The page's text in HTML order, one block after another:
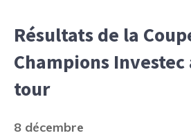
Résultats de la
Champions
tour
8 décembre